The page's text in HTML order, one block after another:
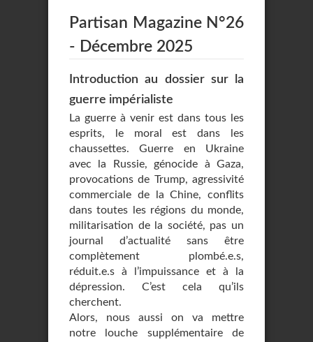
Partisan Magazine N°26
- Décembre 2025
Introduction au dossier sur la
guerre impérialiste
La guerre à venir est dans tous les
esprits, le moral est dans les
chaussettes. Guerre en Ukraine
avec la Russie, génocide à Gaza,
provocations de Trump, agressivité
commerciale de la Chine, conflits
dans toutes les régions du monde,
militarisation de la société, pas un
journal d’actualité sans être
complètement plombé.e.s,
réduit.e.s à l’impuissance et à la
dépression. C’est cela qu’ils
cherchent.
Alors, nous aussi on va mettre
notre louche supplémentaire de